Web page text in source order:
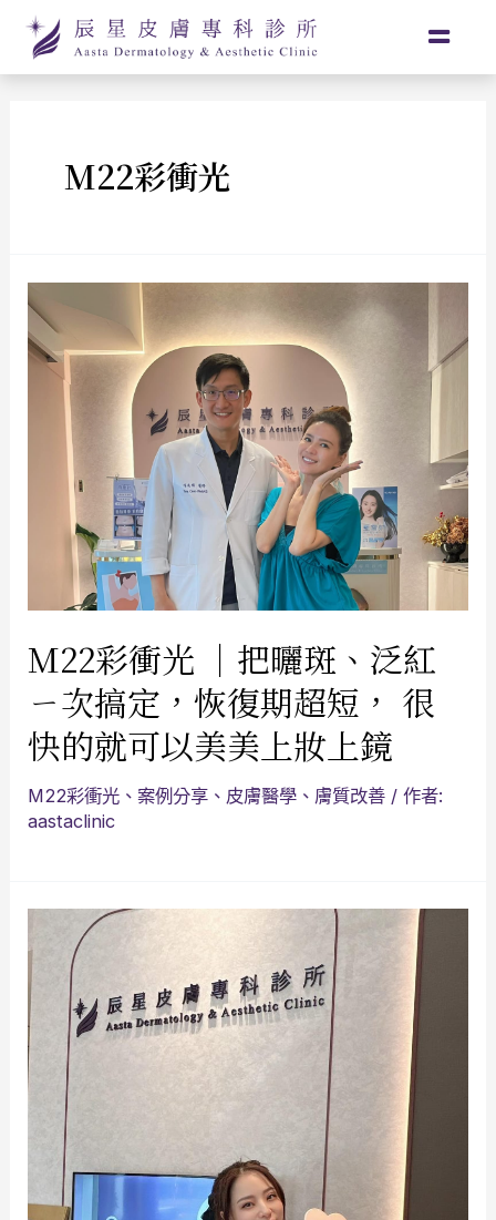
M22彩衝光
M22彩衝光 ｜把曬斑、泛紅
ㄧ次搞定，恢復期超短， 很
快的就可以美美上妝上鏡
M22彩衝光 、案例分享 、 皮膚醫學 、 膚質改善 / 作者:
aastaclinic